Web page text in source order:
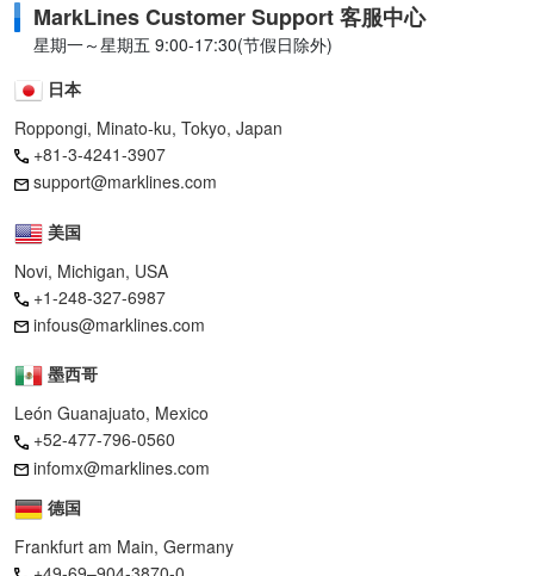
MarkLines Customer Support 客服中心
星期一～星期五 9:00-17:30(节假日除外)
日本
Roppongi, Minato-ku, Tokyo, Japan
+81-3-4241-3907
support@marklines.com
美国
Novi, Michigan, USA
+1-248-327-6987
infous@marklines.com
墨西哥
León Guanajuato, Mexico
+52-477-796-0560
infomx@marklines.com
德国
Frankfurt am Main, Germany